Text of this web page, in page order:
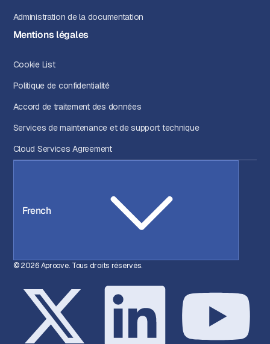
Administration de la documentation
Mentions légales
Cookie List
Politique de confidentialité
Accord de traitement des données
Services de maintenance et de support technique
Cloud Services Agreement
French
© 2026 Aproove. Tous droits réservés.